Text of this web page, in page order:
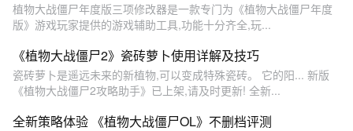
植物大战僵尸年度版三项修改器是一款专门为《植物大战僵尸年度
版》游戏玩家提供的游戏辅助工具,功能十分齐全,玩...
《植物大战僵尸2》瓷砖萝卜使用详解及技巧
瓷砖萝卜是遥远未来的新植物,可以变成特殊瓷砖。 它的阳... 新版
《植物大战僵尸2攻略助手》已上架,请及时更新! 全新...
全新策略体验 《植物大战僵尸OL》不删档评测